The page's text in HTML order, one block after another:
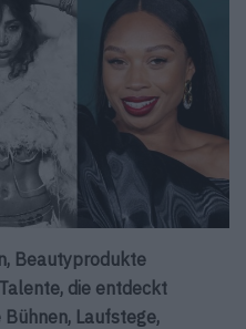
Beautyprodukte
die entdeckt
Laufstege,